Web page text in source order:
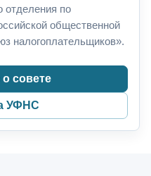
отделения по
общественной
налогоплательщиков».
совете
УФНС